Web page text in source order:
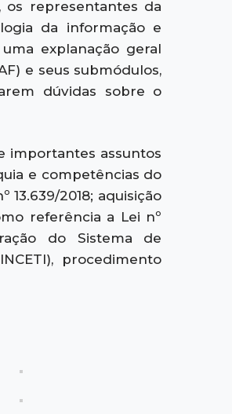
os representantes da
da informação e
explanação geral
e seus submódulos,
dúvidas sobre o
importantes assuntos
e competências do
2018; aquisição
referência a Lei nº
do Sistema de
procedimento